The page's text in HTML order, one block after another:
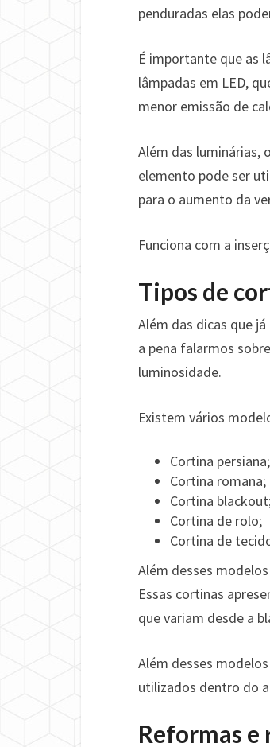
penduradas elas
É importante que as
lâmpadas em LED,
menor emissão de
Além das luminárias,
elemento pode ser
para o aumento da
Funciona com a
Tipos de
Além das dicas que
a pena falarmos
luminosidade.
Existem vários
Cortina persiana;
Cortina romana;
Cortina
Cortina de rolo;
Cortina de
Além desses
Essas cortinas
que variam desde a
Além desses
utilizados dentro do
Reformas e